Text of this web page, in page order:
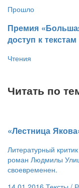
Прошло
​Премия
доступ к
Чтения
Читать по
​«Лестница
Литературный
роман Людмилы
своевременен.